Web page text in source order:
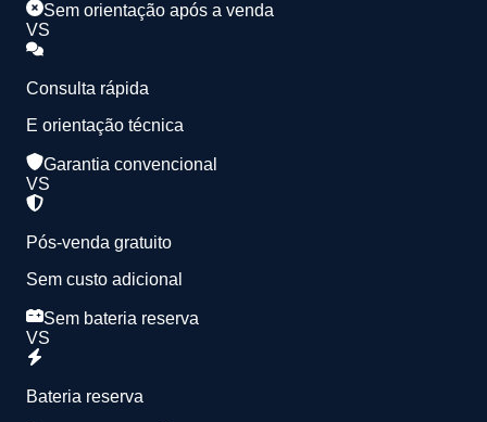
Sem orientação após a venda
VS
Consulta rápida
E orientação técnica
Garantia convencional
VS
Pós-venda gratuito
Sem custo adicional
Sem bateria reserva
VS
Bateria reserva